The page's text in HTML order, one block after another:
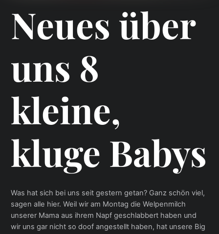
Neues über
uns 8
kleine,
kluge Babys
Was hat sich bei uns seit gestern getan? Ganz schön viel,
sagen alle hier. Weil wir am Montag die Welpenmilch
unserer Mama aus ihrem Napf geschlabbert haben und
wir uns gar nicht so doof angestellt haben, hat unsere Big